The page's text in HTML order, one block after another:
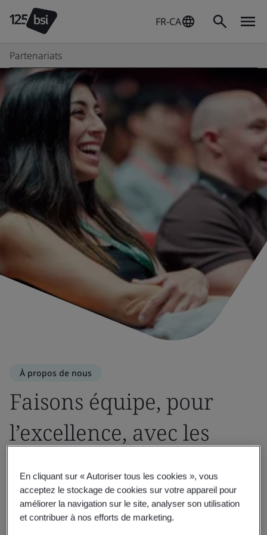
FR-CA
Partenariats
À propos de nous
Faisons équipe, pour
l’excellence, avec les
les associations
professionnelles
En cliquant sur « Autoriser tous les cookies », vous
acceptez le stockage de cookies sur votre appareil pour
améliorer la navigation sur le site, analyser son utilisation
et contribuer à nos efforts de marketing.